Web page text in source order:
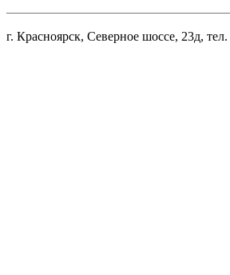
г. Красноярск, Северное шоссе, 23д, тел.